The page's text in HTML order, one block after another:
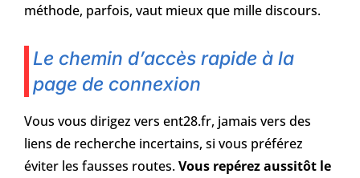
méthode, parfois, vaut mieux que mille discours.
Le chemin d’accès rapide à la
page de connexion
Vous vous dirigez vers ent28.fr, jamais vers des
liens de recherche incertains, si vous préférez
éviter les fausses routes.Vous repérez aussitôt le